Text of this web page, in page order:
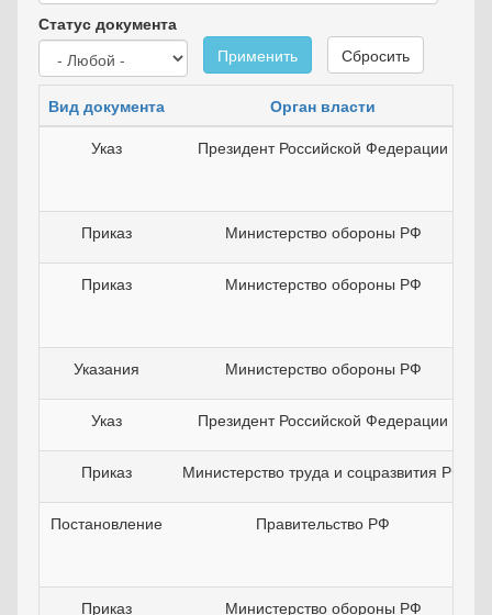
Статус документа
Применить
Сбросить
Вид документа Орган власти
Указ
Президент Российской Федерации
Приказ Министерство обороны РФ
Приказ Министерство обороны РФ
Указания Министерство обороны РФ
Указ Президент Российской Федерации
Приказ Министерство труда и соцразвития РФ
Постановление Правительство РФ
Приказ Министерство обороны РФ